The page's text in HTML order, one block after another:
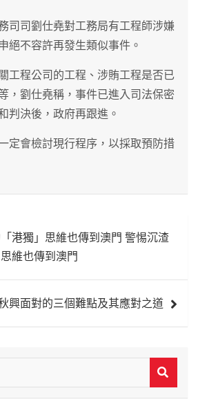
司司劉仕堯對工務局有工程師涉嫌
絕不容許再發生類似事件。
工程公司的工程、涉賄工程是否已
，劉仕堯稱，事件已進入司法保密
判決後，政府再跟進。
定會檢討現行程序，以採取預防措
港獨」思維也傳到澳門 警惕沉渣
維也傳到澳門
興面對的三個難點及其應對之道